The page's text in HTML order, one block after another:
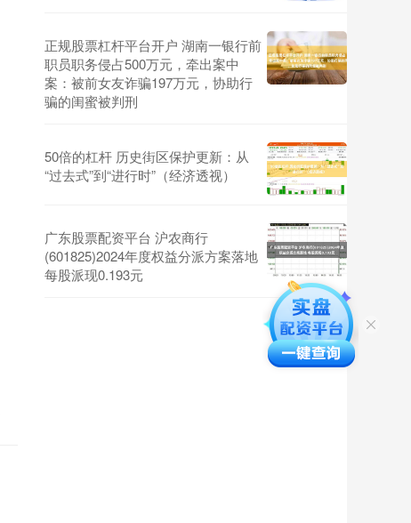
正规股票杠杆平台开户 湖南一银行前
职员职务侵占500万元，牵出案中
案：被前女友诈骗197万元，协助行
骗的闺蜜被判刑
50倍的杠杆 历史街区保护更新：从
“过去式”到“进行时”（经济透视）
广东股票配资平台 沪农商行
(601825)2024年度权益分派方案落地
每股派现0.193元